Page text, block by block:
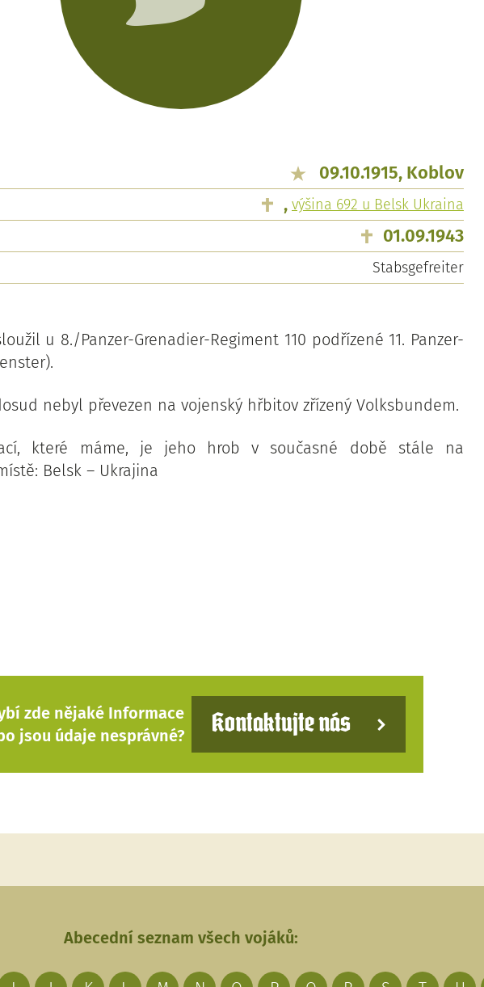
09.10.1915, Koblov
, výšina 692 u Belsk Ukraina
01.09.1943
Stabsgefreiter
u 8./Panzer-Grenadier-Regiment 110 podřízené 11. Panzer-
nebyl převezen na vojenský hřbitov zřízený Volksbundem.
které máme, je jeho hrob v současné době stále na
Belsk – Ukrajina
zde nějaké Informace
jsou údaje nesprávné?
Kontaktujte nás
Abecední seznam všech vojáků: